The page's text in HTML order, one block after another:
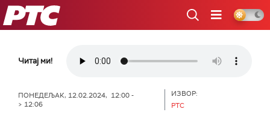
РТС
Читај ми!
ПОНЕДЕЉАК, 12.02.2024, 12:00 -
> 12:06
ИЗВОР:
РТС